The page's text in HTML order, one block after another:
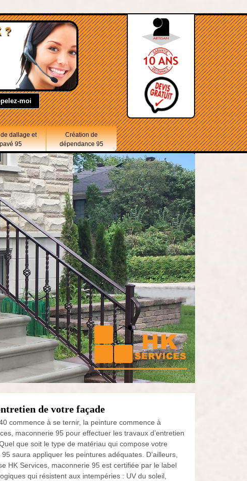
?
dallage et
95
Création de
dépendance 95
de votre façade
commence à se ternir, la peinture commence à
maconnerie 95 pour effectuer les travaux d’entretien
que soit le type de matériau qui compose votre
saura appliquer les peintures adéquates. D’ailleurs,
HK Services, maconnerie 95 est certifiée par le label
qui résistent aux intempéries : UV du soleil,